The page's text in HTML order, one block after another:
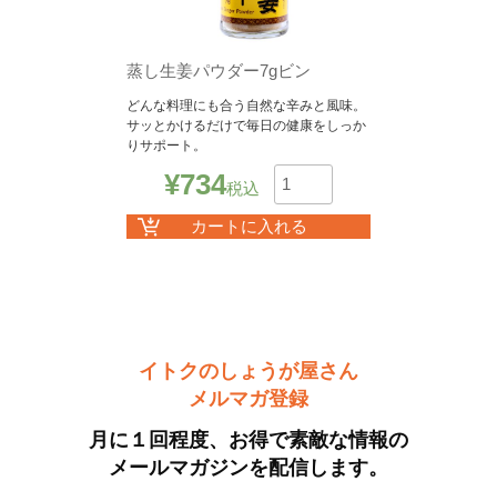
蒸し生姜パウダー7gビン
どんな料理にも合う自然な辛みと風味。
サッとかけるだけで毎日の健康をしっか
りサポート。
¥734税込
数
カートに入れる
イトクのしょうが屋さん
メルマガ登録
月に１回程度、お得で素敵な情報の
メールマガジンを配信します。